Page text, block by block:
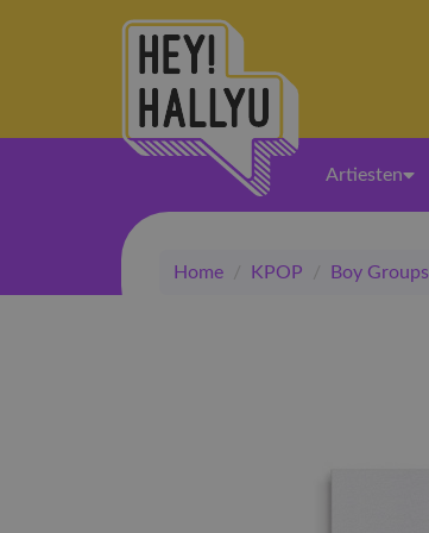
Artiesten
Home / KPOP / Boy Groups